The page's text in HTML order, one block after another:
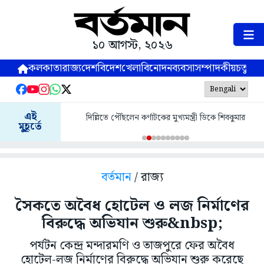
১০ আগস্ট, ২০২৬
কলকাতারাজ্যদেশবিদেশখেলাবিনোদনব্যবসাসম্পাদকীয়
এই
মুহূর্তে
দিল্লিতে পৌঁছলেন কর্ণাটকের মুখ্যমন্ত্রী ডিকে শিবকুমার
বর্তমান/ রাজ্য
সৈকতে অবৈধ হোটেল ও লজ নির্মাণের
বিরুদ্ধে অভিযান শুরু&nbsp;
পর্যটন কেন্দ্র মন্দারমণি ও তাজপুরে ফের অবৈধ
হোটেল-লজ নির্মাণের বিরুদ্ধে অভিযান শুরু করেছে